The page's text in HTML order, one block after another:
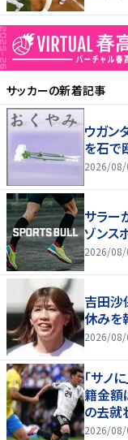
サッカーの新着記事
ウガン
を石で
2026/08/
サラー
ゾンス
2026/08/
吉田沙
休みを
2026/08/
「サノ
籍金額
の去就
のにな
2026/08/